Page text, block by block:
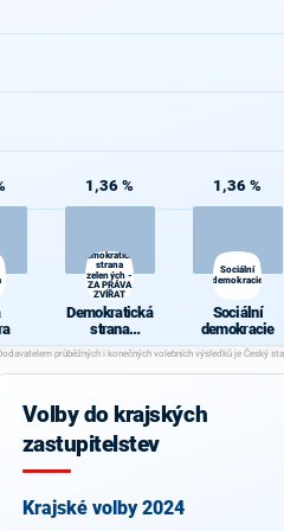
1,36 %
Demokratická
strana
zelených -
ZA PRÁVA
ZVÍŘAT
Demokratická
strana
zelených - ZA
PRÁVA
ZVÍŘAT
1,36 %
Sociální
demokracie
Sociální
demokracie
Volby do krajských
zastupitelstev
Krajské volby 2024